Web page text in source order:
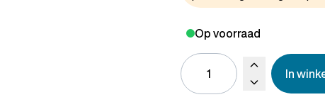
Op voorraad
In